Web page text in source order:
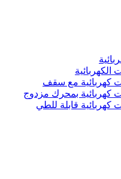
الكهربائية
كهربائية مع سقف
كهربائية بمحرك مزدوج
كهربائية قابلة للطي